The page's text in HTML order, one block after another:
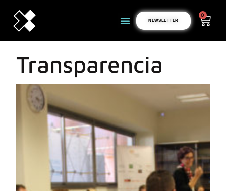
NEWSLETTER
0
Transparencia